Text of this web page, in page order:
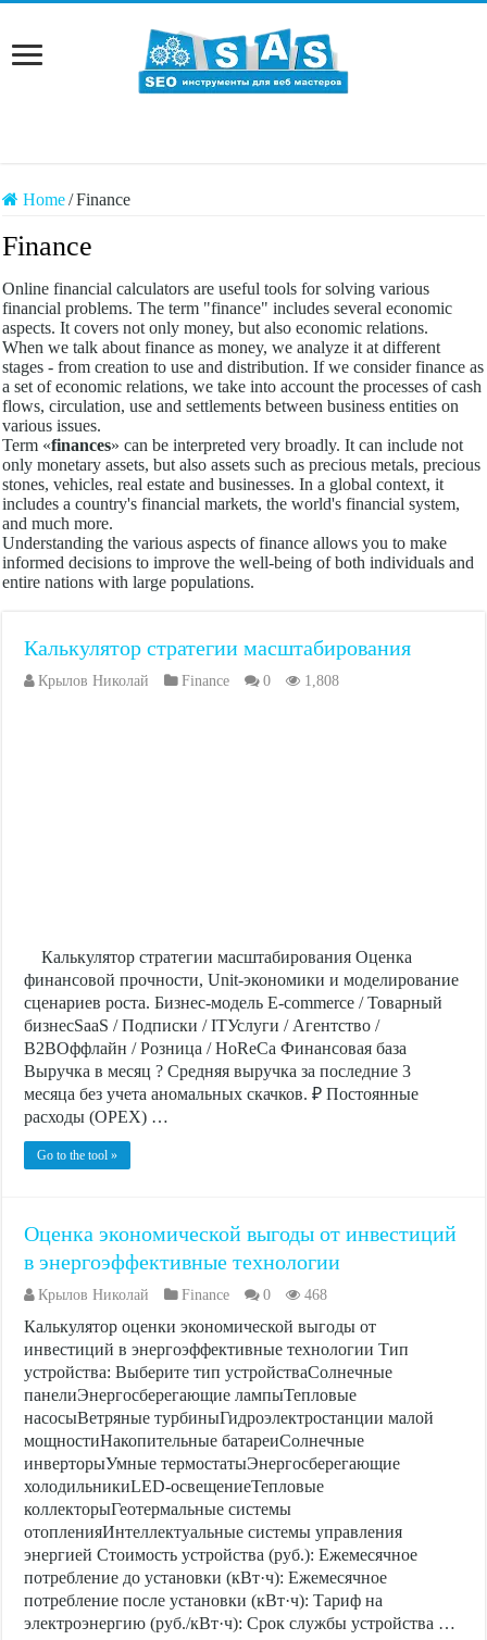
Home/Finance
Finance
Online financial calculators are useful tools for solving various
financial problems. The term "finance" includes several economic
aspects. It covers not only money, but also economic relations.
When we talk about finance as money, we analyze it at different
stages - from creation to use and distribution. If we consider finance as
a set of economic relations, we take into account the processes of cash
flows, circulation, use and settlements between business entities on
various issues.
Term «finances» can be interpreted very broadly. It can include not
only monetary assets, but also assets such as precious metals, precious
stones, vehicles, real estate and businesses. In a global context, it
includes a country's financial markets, the world's financial system,
and much more.
Understanding the various aspects of finance allows you to make
informed decisions to improve the well-being of both individuals and
entire nations with large populations.
Калькулятор стратегии масштабирования
Крылов Николай Finance 0 1,808
Калькулятор стратегии масштабирования Оценка
финансовой прочности, Unit-экономики и моделирование
сценариев роста. Бизнес-модель E-commerce / Товарный
бизнесSaaS / Подписки / ITУслуги / Агентство /
B2BОффлайн / Розница / HoReCa Финансовая база
Выручка в месяц ? Средняя выручка за последние 3
месяца без учета аномальных скачков. ₽ Постоянные
расходы (OPEX) …
Go to the tool »
Оценка экономической выгоды от инвестиций
в энергоэффективные технологии
Крылов Николай Finance 0 468
Калькулятор оценки экономической выгоды от
инвестиций в энергоэффективные технологии Тип
устройства: Выберите тип устройстваСолнечные
панелиЭнергосберегающие лампыТепловые
насосыВетряные турбиныГидроэлектростанции малой
мощностиНакопительные батареиСолнечные
инверторыУмные термостатыЭнергосберегающие
холодильникиLED-освещениеТепловые
коллекторыГеотермальные системы
отопленияИнтеллектуальные системы управления
энергией Стоимость устройства (руб.): Ежемесячное
потребление до установки (кВт·ч): Ежемесячное
потребление после установки (кВт·ч): Тариф на
электроэнергию (руб./кВт·ч): Срок службы устройства …